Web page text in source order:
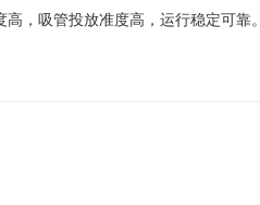
，吸管投放准度高，运行稳定可靠。